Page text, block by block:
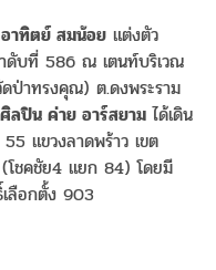
าทิตย์ สมน้อย แต่งตัว
ดับที่ 586 ณ เตนท์บริเวณ
ป่าทรงคุณ) ต.ดงพระราม
ลปิน ค่าย อาร์สยาม ได้เดิน
แขวงลาดพร้าว เขต
โชคชัย4 แยก 84) โดยมี
ลือกตั้ง 903